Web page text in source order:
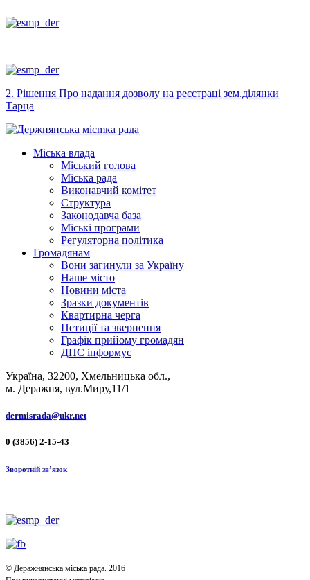
2. Рішення Про надання дозволу на реєстраці зем.ділянки
Тарца
Міська влада
Міський голова
Міська рада
Виконавчий комітет
Структура
Законодавча база
Міські програми
Регуляторна політика
Громадянам
Вони загинули за Україну
Наше місто
Новини міста
Зразки документів
Квартирна черга
Петиції та звернення
Графік прийому громадян
ДПС інформує
Україна, 32200, Хмельницька обл.,
м. Деражня, вул.Миру,11/1
dermisrada@ukr.net
0 (3856) 2-15-43
Зворотній зв’язок
© Деражнянська міська рада. 2016